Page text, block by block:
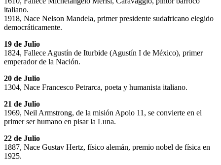
italiano.
1918, Nace Nelson Mandela, primer presidente sudafricano elegido
democráticamente.
19 de Julio
1824, Fallece Agustín de Iturbide (Agustín I de México), primer
emperador de la Nación.
20 de Julio
1304, Nace Francesco Petrarca, poeta y humanista italiano.
21 de Julio
1969, Neil Armstrong, de la misión Apolo 11, se convierte en el
primer ser humano en pisar la Luna.
22 de Julio
1887, Nace Gustav Hertz, físico alemán, premio nobel de física en
1925.